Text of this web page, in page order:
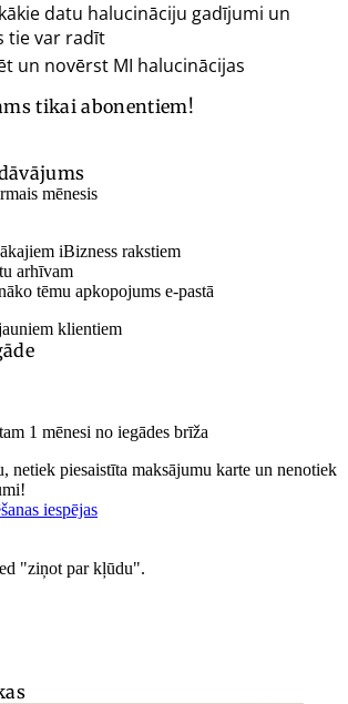
datu halucināciju gadījumi un
tie var radīt
un novērst MI halucinācijas
tikai abonentiem!
mēnesis
iBizness rakstiem
arhīvam
tēmu apkopojums e-pastā
klientiem
1 mēnesi no iegādes brīža
netiek piesaistīta maksājumu karte un nenotiek
iespējas
"ziņot par kļūdu".